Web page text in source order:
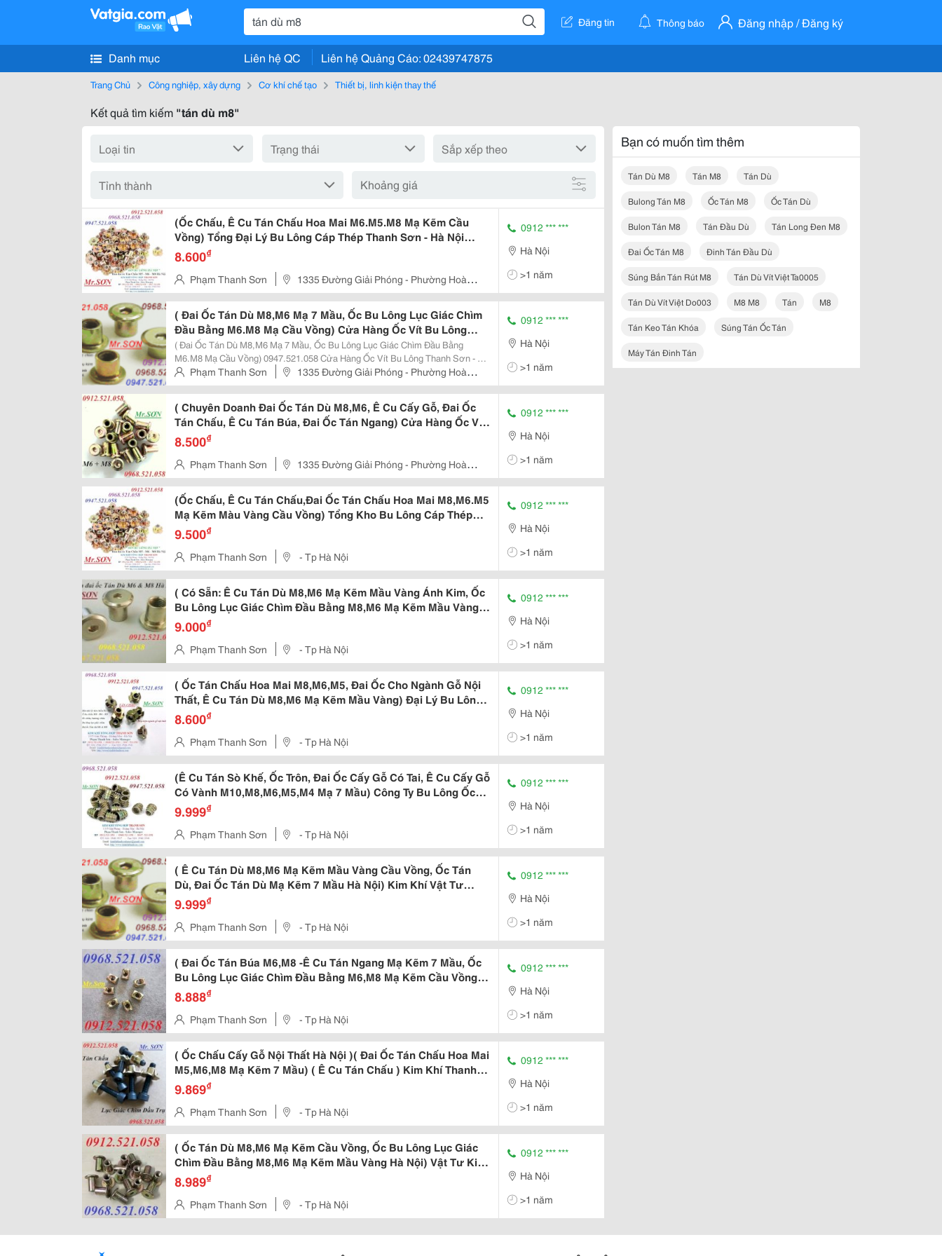
Đăng tin Thông báo Đăng nhập / Đăng ký
Danh mục Liên hệ QC Liên hệ Quảng Cáo: 02439747875
Trang Chủ Công nghiệp, xây dựng Cơ khí chế tạo Thiết bị, linh kiện thay thế
Kết quả tìm kiếm "tán dù m8"
Khoảng giá
(Ốc Chấu, Ê Cu Tán Chấu Hoa Mai M6.M5.M8 Mạ Kẽm Cầu
Vồng) Tổng Đại Lý Bu Lông Cáp Thép Thanh Sơn - Hà Nội
Phân Phối Đai Ốc Tán Dù M8.M6 Mạ Kẽm 7 Mầu, Đai Ốc Cấy
Gỗ M4,M5,M6,M8,M10 , Đai Ốc Tán Ngang - Ê Cu Tán Búa
M6,M8 Mạ Cầu Vồng,
8.600₫
Phạm Thanh Sơn
1335 Đường Giải Phóng - Phường Hoàng
Liệt - Quận Hoàng Mai - Tp Hà Nội
0912 *** ***
Hà Nội
>1 năm
( Đai Ốc Tán Dù M8,M6 Mạ 7 Mầu, Ốc Bu Lông Lục Giác Chìm
Đầu Bằng M6.M8 Mạ Cầu Vồng) Cửa Hàng Ốc Vít Bu Lông
Thanh Sơn - Hà Nội Có Bu Long Mạ Kẽm,Bu Lông Thép Đen
Cấp Bền 8.8, 10.9, 12.9, Lục Giác Chìm Thép Đen, Lục Giác
Chìm Inox,
( Đai Ốc Tán Dù M8,M6 Mạ 7 Mầu, Ốc Bu Lông Lục Giác Chìm Đầu Bằng
M6.M8 Mạ Cầu Vồng) 0947.521.058 Cửa Hàng Ốc Vít Bu Lông Thanh Sơn - Hà
Nội Có Bu Long Mạ Kẽm,Bu Lông Thép Đen Cấp Bền 8.8, 10.9, 12.9, Lục Giác
Chìm Thép Đen, Lục Giác Chìm Inox, Vít...
Phạm Thanh Sơn
1335 Đường Giải Phóng - Phường Hoàng
Liệt - Quận Hoàng Mai - Tp Hà Nội
0912 *** ***
Hà Nội
>1 năm
( Chuyên Doanh Đai Ốc Tán Dù M8,M6, Ê Cu Cấy Gỗ, Đai Ốc
Tán Chấu, Ê Cu Tán Búa, Đai Ốc Tán Ngang) Cửa Hàng Ốc Vít
Bu Lông Thanh Sơn - Hà Nội Cung Cấp Lục Giác Chìm Đầu
Bằng Mạ Kẽm Mầu Vàng M6,M8 , Ê Cu Vuông, Đai Ốc Chữ
Nhật, Ê Cu Chân Hàn 4 Chân,
8.500₫
Phạm Thanh Sơn
1335 Đường Giải Phóng - Phường Hoàng
Liệt - Quận Hoàng Mai - Tp Hà Nội
0912 *** ***
Hà Nội
>1 năm
(Ốc Chấu, Ê Cu Tán Chấu,Đai Ốc Tán Chấu Hoa Mai M8,M6.M5
Mạ Kẽm Màu Vàng Cầu Vồng) Tổng Kho Bu Lông Cáp Thép
Thanh Sơn - Hà Nội Phân Phối Lục Giác Chìm Đầu Bằng Mạ
Kẽm Mầu Vàng M6,M8, Ê Cu Tán Dù M8,M6 Mạ Kẽm 7 Mầu,
Đai Ốc Cấy Gỗ Có Vành Có Tai
9.500₫
Phạm Thanh Sơn - Tp Hà Nội
0912 *** ***
Hà Nội
>1 năm
( Có Sẵn: Ê Cu Tán Dù M8,M6 Mạ Kẽm Mầu Vàng Ánh Kim, Ốc
Bu Lông Lục Giác Chìm Đầu Bằng M8,M6 Mạ Kẽm Mầu Vàng 7
Mầu,Đai Ốc Tán Chấu M5,M6.M8 Mạ Kẽm Mầu Vàng Cầu
Vồng,,,,Ê Cu Tán Búa M6,M8, Đai Ốc Tán Ngang, Ê Cu Tán Rút
Mạ Kẽm 7 Mầu M10,M8,M6,M5,M4,
9.000₫
Phạm Thanh Sơn - Tp Hà Nội
0912 *** ***
Hà Nội
>1 năm
( Ốc Tán Chấu Hoa Mai M8,M6,M5, Đai Ốc Cho Ngành Gỗ Nội
Thất, Ê Cu Tán Dù M8,M6 Mạ Kẽm Mầu Vàng) Đại Lý Bu Lông
Ốc Vít Thanh Sơn Hà Nội Kinh Doanh Đai Ốc Chấu, Tán Chấu,
Ê Cu Tán Ngang, Đai Ốc Tán Búa Mạ Kẽm 7 Mầu M8,M6, Lục
Giác Chìm Bằng M8,M6
8.600₫
Phạm Thanh Sơn - Tp Hà Nội
0912 *** ***
Hà Nội
>1 năm
(Ê Cu Tán Sò Khế, Ốc Trôn, Đai Ốc Cấy Gỗ Có Tai, Ê Cu Cấy Gỗ
Có Vành M10,M8,M6,M5,M4 Mạ 7 Mầu) Công Ty Bu Lông Ốc
Vít Thanh Sơn - Hà Nội Cung Ứng Tán Gai, Ê Cu Tán Dù M8,M6
Mạ Kẽm Cầu Vồng, Đai Ốc Tán Chấu Hoa Mai M8,M6.M5 Mạ
Kẽm 7 Mầu,
9.999₫
Phạm Thanh Sơn - Tp Hà Nội
0912 *** ***
Hà Nội
>1 năm
( Ê Cu Tán Dù M8,M6 Mạ Kẽm Mầu Vàng Cầu Vồng, Ốc Tán
Dù, Đai Ốc Tán Dù Mạ Kẽm 7 Mầu Hà Nội) Kim Khí Vật Tư
Thanh Sơn Chuyên Doanh Đai Ốc Cài Tủ Điện,Ê Cu Tán Rút,
Kìm Siết Rút Đai Ốc Tán Rút, Bu Lông Đồng)
9.999₫
Phạm Thanh Sơn - Tp Hà Nội
0912 *** ***
Hà Nội
>1 năm
( Đai Ốc Tán Búa M6,M8 -Ê Cu Tán Ngang Mạ Kẽm 7 Mầu, Ốc
Bu Lông Lục Giác Chìm Đầu Bằng M6,M8 Mạ Kẽm Cầu Vồng)
Kim Khí Thanh Sơn - Hà Nội Cung Cấp Ê Cu Tán Chấu Hoa Mai
M8,M6,M5 Mạ Cầu Vồng, Đai Ốc Tán Dù M8,M6 Mạ Kẽm Mầu
Vàng, Ê Cu Cấy Gỗ,
8.888₫
Phạm Thanh Sơn - Tp Hà Nội
0912 *** ***
Hà Nội
>1 năm
( Ốc Chấu Cấy Gỗ Nội Thất Hà Nội )( Đai Ốc Tán Chấu Hoa Mai
M5,M6,M8 Mạ Kẽm 7 Mầu) ( Ê Cu Tán Chấu ) Kim Khí Thanh
Sơn Hà Nội Có Đai Ốc Cấy Gỗ, Ốc Trôn, Tán Gai, Tán Sò, Ê Cu
Cấy Gỗ Có Tai Có Vành M4,M5.M6,M8,M10 Mạ Kẽm Cầu Vồng,
Đai Ốc Tán Dù M8,M6
9.869₫
Phạm Thanh Sơn - Tp Hà Nội
0912 *** ***
Hà Nội
>1 năm
( Ốc Tán Dù M8,M6 Mạ Kẽm Cầu Vồng, Ốc Bu Lông Lục Giác
Chìm Đầu Bằng M8,M6 Mạ Kẽm Mầu Vàng Hà Nội) Vật Tư Kim
Khí Thanh Sơn Cung Ứng Ốc Tán Dù, Ê Cu Tán Dù, Đai Ốc Tán
Búa, Ê Cu Tán Ngang M6,M8, Có Đai Ốc Tán Chấu, Ê Cu Cấy
Gỗ Có Vành Có Tai
8.989₫
Phạm Thanh Sơn - Tp Hà Nội
0912 *** ***
Hà Nội
>1 năm
Bạn có muốn tìm thêm
Tán Dù M8 Tán M8 Tán Dù
Bulong Tán M8 Ốc Tán M8 Ốc Tán Dù
Bulon Tán M8 Tán Đầu Dù Tán Long Đen M8
Đai Ốc Tán M8 Đinh Tán Đầu Dù
Súng Bắn Tán Rút M8 Tán Dù Vít Việt Ta0005
Tán Dù Vít Việt Do003 M8 M8 Tán M8
Tán Keo Tán Khóa Súng Tán Ốc Tán
Máy Tán Đinh Tán